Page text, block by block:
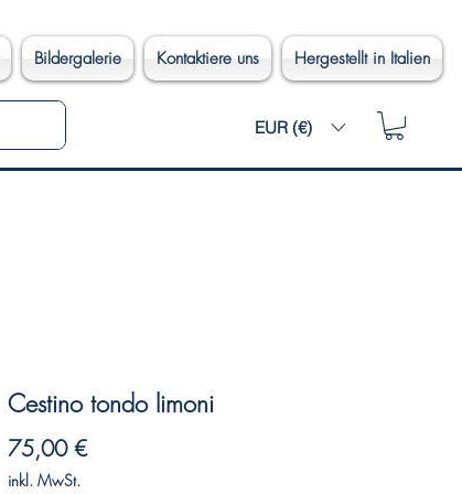
Bildergalerie Kontaktiere uns Hergestellt in Italien
EUR (€)
Cestino tondo limoni
75,00 €Preis
inkl. MwSt.